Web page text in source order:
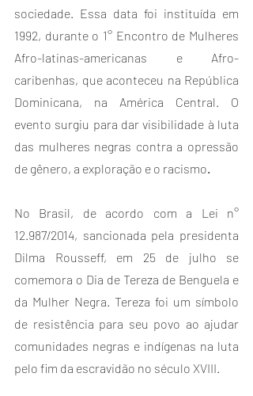
sociedade. Essa data foi instituída em
1992, durante o 1° Encontro de Mulheres
Afro-latinas-americanas e Afro-
caribenhas, que aconteceu na República
Dominicana, na América Central. O
evento surgiu para dar visibilidade à luta
das mulheres negras contra a opressão
de gênero, a exploração e o racismo.
No Brasil, de acordo com a Lei n°
12.987/2014, sancionada pela presidenta
Dilma Rousseff, em 25 de julho se
comemora o Dia de Tereza de Benguela e
da Mulher Negra. Tereza foi um símbolo
de resistência para seu povo ao ajudar
comunidades negras e indígenas na luta
pelo fim da escravidão no século XVIII.